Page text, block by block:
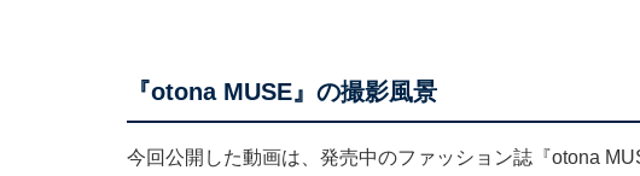
『otona MUSE』の撮影風景
今回公開した動画は、発売中のファッション誌『otona